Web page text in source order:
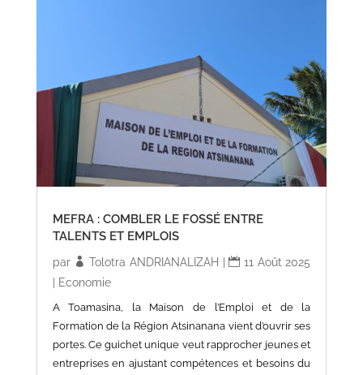
MEFRA : COMBLER LE FOSSÉ ENTRE
TALENTS ET EMPLOIS
par Tolotra ANDRIANALIZAH
11 Août 2025
Economie
A Toamasina, la Maison de l’Emploi et de la
Formation de la Région Atsinanana vient d’ouvrir ses
portes. Ce guichet unique veut rapprocher jeunes et
entreprises en ajustant compétences et besoins du